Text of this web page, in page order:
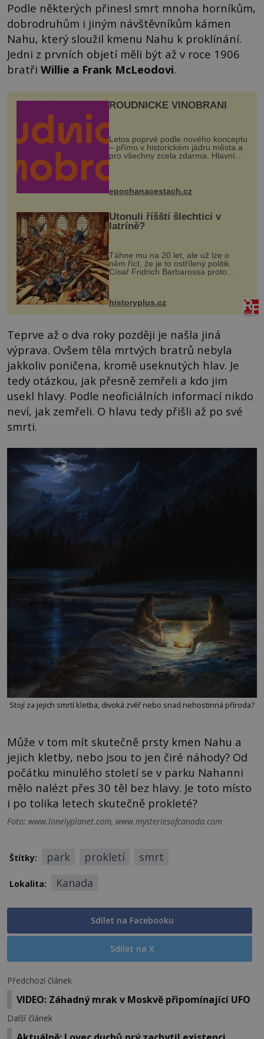
Podle některých přinesl smrt mnoha horníkům,
dobrodruhům i jiným návštěvníkům kámen
Nahu, který sloužil kmenu Nahu k proklínání.
Jedni z prvních objetí měli být až v roce 1906
bratři Willie a Frank McLeodovi.
ROUDNICKÉ VINOBRANÍ
Letos poprvé podle nového konceptu
– přímo v historickém jádru města a
pro všechny zcela zdarma. Hlavní
program se odehraje na Karlově a
mohou těšit na víno, burčák, pes...
epochanacestach.cz
Utonuli říšští šlechtici v
latríně?
Táhne mu na 20 let, ale už lze o
něm říct, že je to ostřílený politik.
Císař Fridrich Barbarossa proto
posílá svého syna a dědice Jindřicha
VI. do Erfurtu, aby se stal
prostředníkem při řešení sporu m...
historyplus.cz
Teprve až o dva roky později je našla jiná
výprava. Ovšem těla mrtvých bratrů nebyla
jakkoliv poničena, kromě useknutých hlav. Je
tedy otázkou, jak přesně zemřeli a kdo jim
usekl hlavy. Podle neoficiálních informací nikdo
neví, jak zemřeli. O hlavu tedy přišli až po své
smrti.
Stojí za jejich smrtí kletba, divoká zvěř nebo snad nehostinná příroda?
Může v tom mít skutečně prsty kmen Nahu a
jejich kletby, nebo jsou to jen čiré náhody? Od
počátku minulého století se v parku Nahanni
mělo nalézt přes 30 těl bez hlavy. Je toto místo
i po tolika letech skutečně prokleté?
Foto: www.lonelyplanet.com, www.mysteriesofcanada.com
Štítky: park prokletí smrt
Lokalita: Kanada
Sdílet na Facebooku
Sdílet na X
Předchozí článek
VIDEO: Záhadný mrak v Moskvě připomínající UFO
Další článek